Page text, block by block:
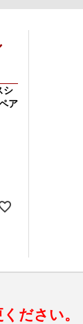
シ
ア
ださい。